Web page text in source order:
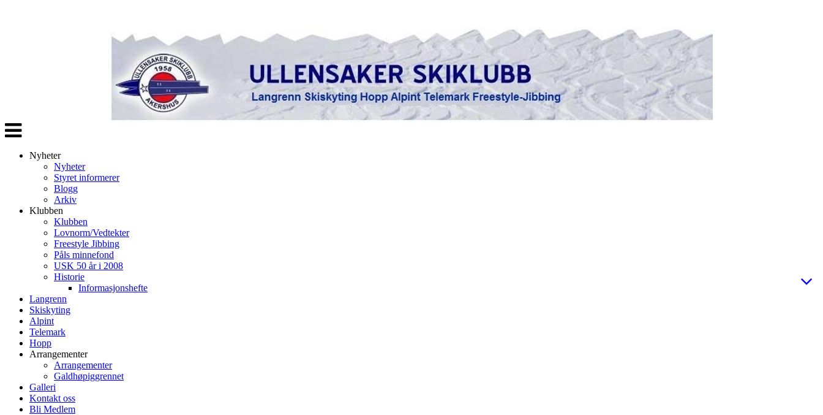
Veksle
navigasjon
Nyheter
Nyheter
Styret informerer
Blogg
Arkiv
Klubben
Klubben
Lovnorm/Vedtekter
Freestyle Jibbing
Påls minnefond
USK 50 år i 2008
Historie
Informasjonshefte
Langrenn
Skiskyting
Alpint
Telemark
Hopp
Arrangementer
Arrangementer
Galdhøpiggrennet
Galleri
Kontakt oss
Bli Medlem